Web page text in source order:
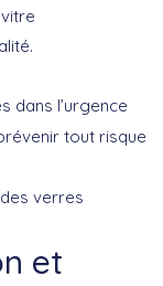
dans l’urgence
tout risque
verres
et